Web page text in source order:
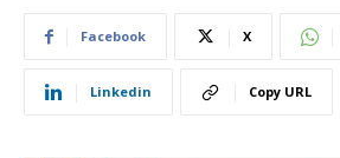
Facebook X
Linkedin Copy URL